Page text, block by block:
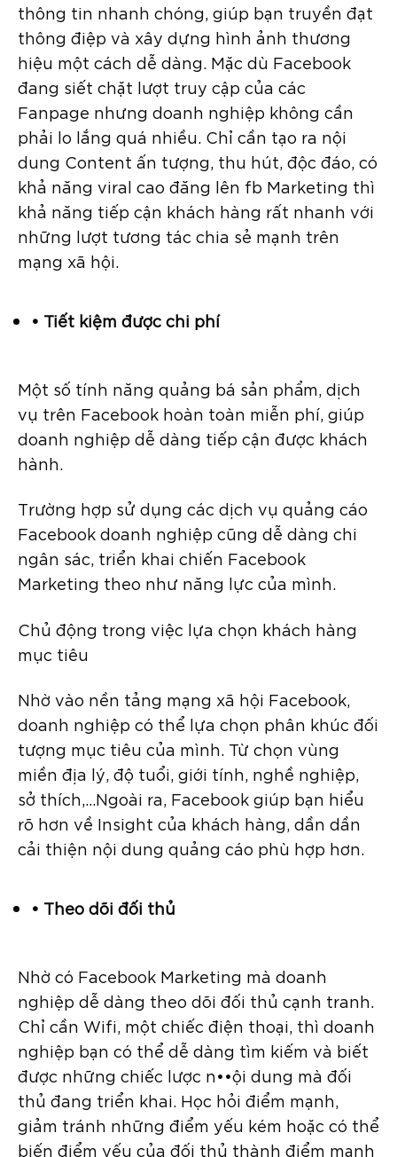
thông tin nhanh chóng, giúp bạn truyền đạt
thông điệp và xây dựng hình ảnh thương
hiệu một cách dễ dàng. Mặc dù Facebook
đang siết chặt lượt truy cập của các
Fanpage nhưng doanh nghiệp không cần
phải lo lắng quá nhiều. Chỉ cần tạo ra nội
dung Content ấn tượng, thu hút, độc đáo, có
khả năng viral cao đăng lên fb Marketing thì
khả năng tiếp cận khách hàng rất nhanh với
những lượt tương tác chia sẻ mạnh trên
mạng xã hội.
• Tiết kiệm được chi phí
Một số tính năng quảng bá sản phẩm, dịch
vụ trên Facebook hoàn toàn miễn phí, giúp
doanh nghiệp dễ dàng tiếp cận được khách
hành.
Trường hợp sử dụng các dịch vụ quảng cáo
Facebook doanh nghiệp cũng dễ dàng chi
ngân sác, triển khai chiến Facebook
Marketing theo như năng lực của mình.
Chủ động trong việc lựa chọn khách hàng
mục tiêu
Nhờ vào nền tảng mạng xã hội Facebook,
doanh nghiệp có thể lựa chọn phân khúc đối
tượng mục tiêu của mình. Từ chọn vùng
miền địa lý, độ tuổi, giới tính, nghề nghiệp,
sở thích,…Ngoài ra, Facebook giúp bạn hiểu
rõ hơn về Insight của khách hàng, dần dần
cải thiện nội dung quảng cáo phù hợp hơn.
• Theo dõi đối thủ
Nhờ có Facebook Marketing mà doanh
nghiệp dễ dàng theo dõi đối thủ cạnh tranh.
Chỉ cần Wifi, một chiếc điện thoại, thì doanh
nghiệp bạn có thể dễ dàng tìm kiếm và biết
được những chiếc lược n••ội dung mà đối
thủ đang triển khai. Học hỏi điểm mạnh,
giảm tránh những điểm yếu kém hoặc có thể
biến điểm yếu của đối thủ thành điểm mạnh